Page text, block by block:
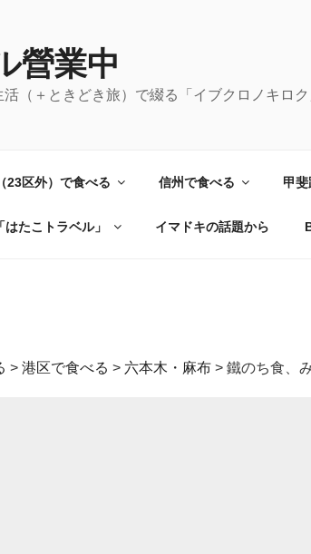
營業中
（＋ときどき旅）で綴る「イブクロノキロク
23区外）で食べる 信州で食べる 甲
たこトラベル」 イマドキの話題から
> 港区で食べる > 六本木・麻布 > 鐵のち食、